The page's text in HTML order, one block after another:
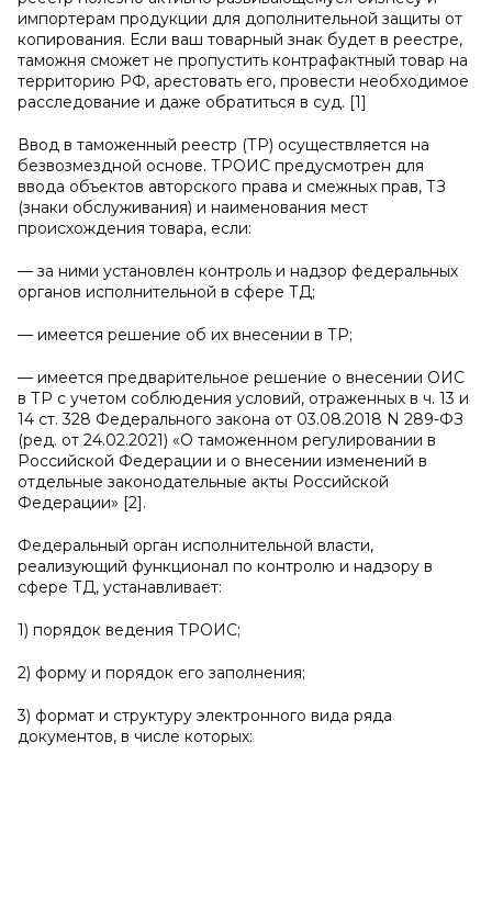
импортерам продукции для дополнительной защиты от
копирования. Если ваш товарный знак будет в реестре,
таможня сможет не пропустить контрафактный товар на
территорию РФ, арестовать его, провести необходимое
расследование и даже обратиться в суд. [1]
Ввод в таможенный реестр (ТР) осуществляется на
безвозмездной основе. ТРОИС предусмотрен для
ввода объектов авторского права и смежных прав, ТЗ
(знаки обслуживания) и наименования мест
происхождения товара, если:
— за ними установлен контроль и надзор федеральных
органов исполнительной в сфере ТД;
— имеется решение об их внесении в ТР;
— имеется предварительное решение о внесении ОИС
в ТР с учетом соблюдения условий, отраженных в ч. 13 и
14 ст. 328 Федерального закона от 03.08.2018 N 289-ФЗ
(ред. от 24.02.2021) «О таможенном регулировании в
Российской Федерации и о внесении изменений в
отдельные законодательные акты Российской
Федерации» [2].
Федеральный орган исполнительной власти,
реализующий функционал по контролю и надзору в
сфере ТД, устанавливает:
1) порядок ведения ТРОИС;
2) форму и порядок его заполнения;
3) формат и структуру электронного вида ряда
документов, в числе которых: